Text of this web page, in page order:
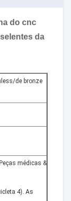
do cnc
da
de bronze
médicas &
4). As